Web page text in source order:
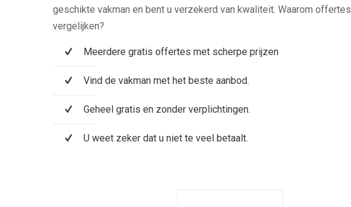
geschikte vakman en bent u verzekerd van kwaliteit. Waarom offertes
vergelijken?
Meerdere gratis offertes met scherpe prijzen
Vind de vakman met het beste aanbod.
Geheel gratis en zonder verplichtingen.
U weet zeker dat u niet te veel betaalt.